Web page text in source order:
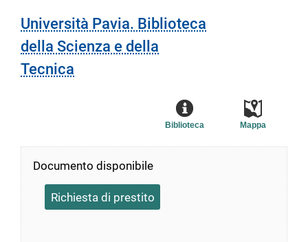
Università Pavia. Biblioteca
della Scienza e della
Tecnica
Mappa
Biblioteca
Documento disponibile
Richiesta di prestito